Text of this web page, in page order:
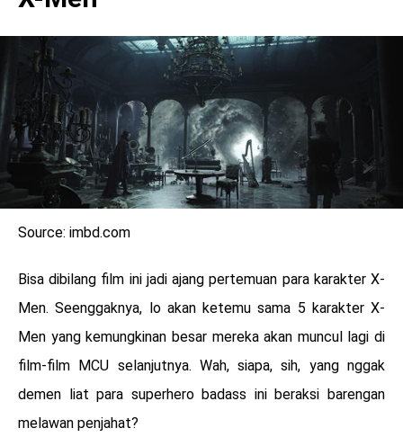
Source: imbd.com
Bisa dibilang film ini jadi ajang pertemuan para karakter X-
Men. Seenggaknya, lo akan ketemu sama 5 karakter X-
Men yang kemungkinan besar mereka akan muncul lagi di
film-film MCU selanjutnya. Wah, siapa, sih, yang nggak
demen liat para superhero badass ini beraksi barengan
melawan penjahat?